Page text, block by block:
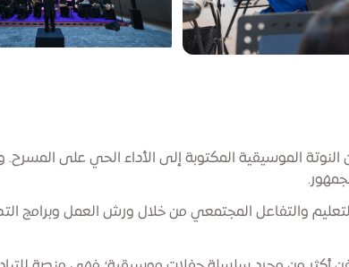
الموسيقية المكتوبة إلى الأداء الحي على
والتفاعل المجتمعي من خلال ورش العمل وبرامج